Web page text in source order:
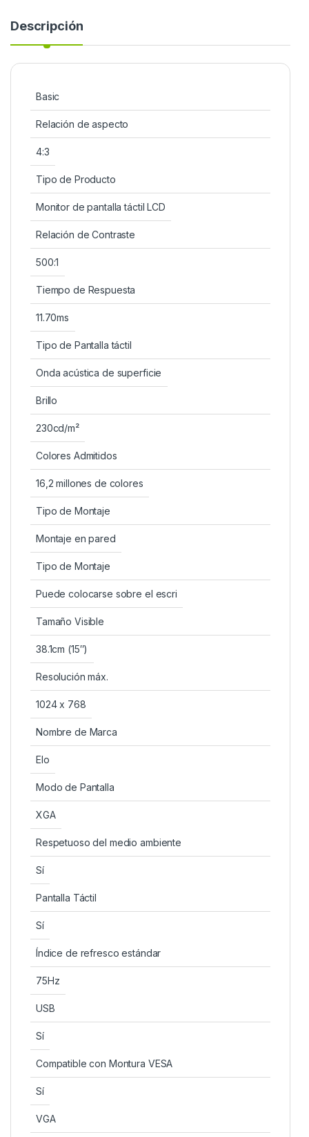
Descripción
Basic
Relación de aspecto
4:3
Tipo de Producto
Monitor de pantalla táctil LCD
Relación de Contraste
500:1
Tiempo de Respuesta
11.70ms
Tipo de Pantalla táctil
Onda acústica de superficie
Brillo
230cd/m²
Colores Admitidos
16,2 millones de colores
Tipo de Montaje
Montaje en pared
Tipo de Montaje
Puede colocarse sobre el escri
Tamaño Visible
38.1cm (15″)
Resolución máx.
1024 x 768
Nombre de Marca
Elo
Modo de Pantalla
XGA
Respetuoso del medio ambiente
Sí
Pantalla Táctil
Sí
Índice de refresco estándar
75Hz
USB
Sí
Compatible con Montura VESA
Sí
VGA